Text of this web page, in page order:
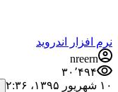
نرم افزار اندروید
nreern
۳۰٬۴۹۴
۱۰ شهریور ۱۳۹۵،‏ ۲:۳۶